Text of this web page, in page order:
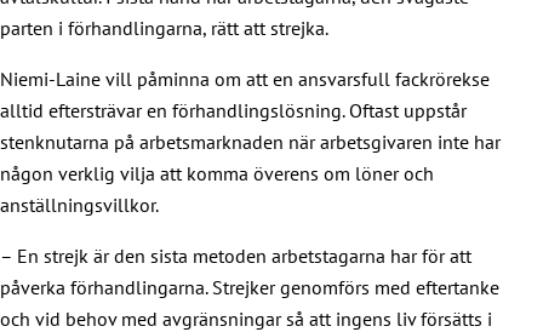
parten i förhandlingarna, rätt att strejka.
Niemi-Laine vill påminna om att en ansvarsfull fackrörekse
alltid eftersträvar en förhandlingslösning. Oftast uppstår
stenknutarna på arbetsmarknaden när arbetsgivaren inte har
någon verklig vilja att komma överens om löner och
anställningsvillkor.
– En strejk är den sista metoden arbetstagarna har för att
påverka förhandlingarna. Strejker genomförs med eftertanke
och vid behov med avgränsningar så att ingens liv försätts i